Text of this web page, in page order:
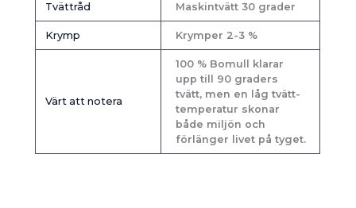
Tvättråd Maskintvätt 30 grader
Krymp Krymper 2-3 %
Värt att notera
100 % Bomull klarar
upp till 90 graders
tvätt, men en låg tvätt-
temperatur skonar
både miljön och
förlänger livet på tyget.